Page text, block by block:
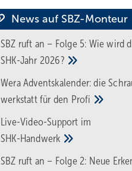
News auf SBZ-Monteur
SBZ ruft an – Folge 5: Wie wird
SHK-Jahr 2026?
Wera Adventskalender: die
werk­statt für den Pro­fi
Live-Video-Support im
SHK-Handwerk
SBZ ruft an – Folge 2: Neue